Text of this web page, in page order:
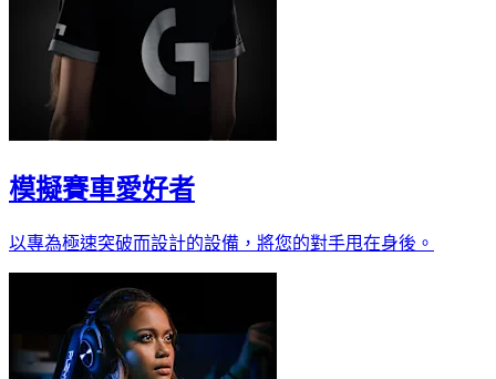
模擬賽車愛好者
以專為極速突破而設計的設備，將您的對手甩在身後。